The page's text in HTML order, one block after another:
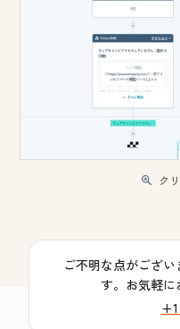
ク
ご不明な点がござ
す。お気軽に
+1